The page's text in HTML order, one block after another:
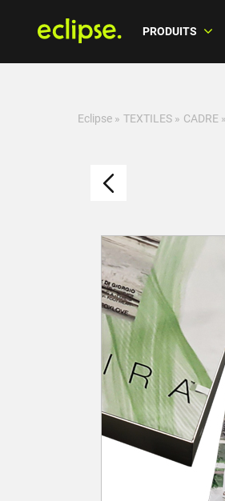
PRODUITS
Eclipse » TEXTILES » CADRE »